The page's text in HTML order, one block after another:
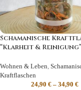
Schamanische
“Klarheit & Reinigung”
Wohnen & Leben
Kraftflaschen
24,90 € – 34,90 €